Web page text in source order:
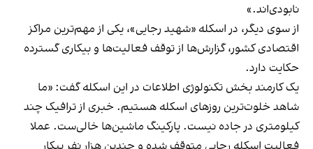
نابودی‌اند.»
از سوی دیگر، در اسکله «شهید رجایی»، یکی از مهم‌ترین مراکز
اقتصادی کشور، گزارش‌ها از توقف فعالیت‌ها و بیکاری گسترده
حکایت دارد.
یک کارمند بخش تکنولوژی اطلاعات در این اسکله گفت: «ما
شاهد خلوت‌ترین روزهای اسکله هستیم. خبری از ترافیک چند
کیلومتری در جاده نیست. پارکینگ ماشین‌ها خالی‌ست. عملا